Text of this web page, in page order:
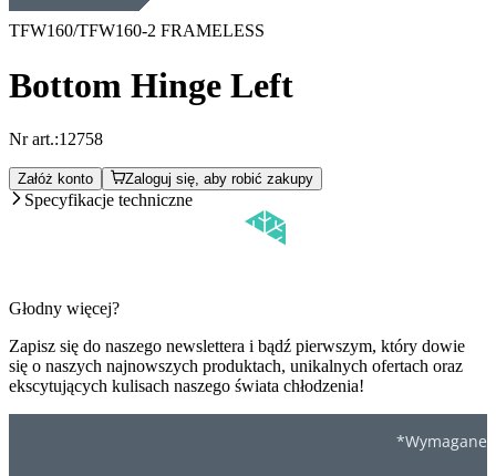
TFW160/TFW160-2 FRAMELESS
Bottom Hinge Left
Nr art.:12758
Załóż konto Zaloguj się, aby robić zakupy
Specyfikacje techniczne
Głodny więcej?
Zapisz się do naszego newslettera i bądź pierwszym, który dowie
się o naszych najnowszych produktach, unikalnych ofertach oraz
ekscytujących kulisach naszego świata chłodzenia!
*Wymagane